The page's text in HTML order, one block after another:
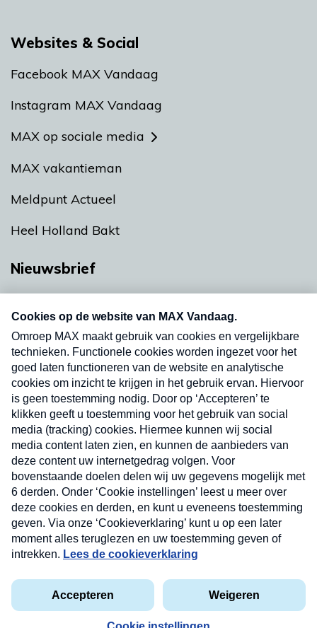
Websites & Social
Facebook MAX Vandaag
Instagram MAX Vandaag
MAX op sociale media
MAX vakantieman
Meldpunt Actueel
Heel Holland Bakt
Nieuwsbrief
nieuwsbrief. Elke vrijdag- en dinsdagochtend in
uw mailbox.
Verzend
Privacyverklaring
Cookieverklaring
Kwetsbaarheid melden
Copyright © 2026 MAX Vandaag - Omroep MAX
Nieuwsbrief
Neem hier een gratis abonnement op onze
nieuwsbrief. Elke vrijdag- en dinsdagochtend in uw